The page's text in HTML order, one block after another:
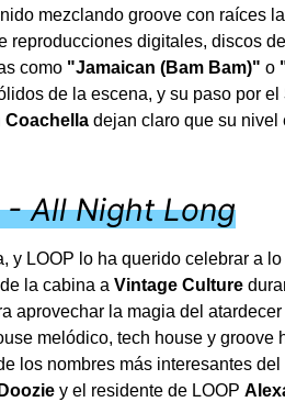
mezclando groove con raíces
reproducciones digitales, discos
como "Jamaican (Bam Bam)" o
de la escena, y su paso por el
Coachella dejan claro que su nivel
- All Night Long
LOOP lo ha querido celebrar a lo
la cabina a Vintage Culture
aprovechar la magia del
melódico, tech house y groove
los nombres más interesantes
Doozie y el residente de LOOP